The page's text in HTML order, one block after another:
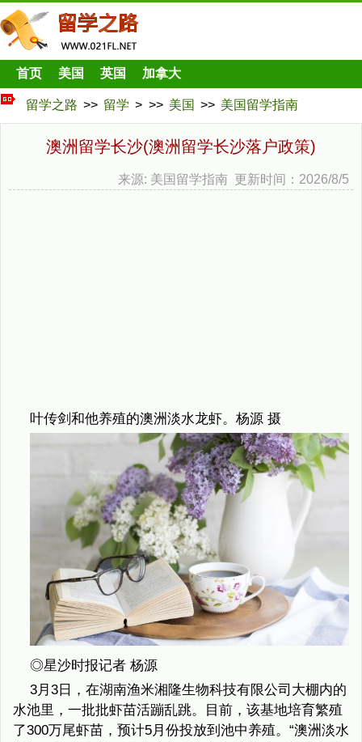
首页 美国 英国 加拿大
留学之路 >> 留学 > >> 美国 >> 美国留学指南
澳洲留学长沙(澳洲留学长沙落户政策)
来源: 美国留学指南 更新时间：2026/8/5
叶传剑和他养殖的澳洲淡水龙虾。杨源 摄
◎星沙时报记者 杨源
3月3日，在湖南渔米湘隆生物科技有限公司大棚内的
水池里，一批批虾苗活蹦乱跳。目前，该基地培育繁殖
了300万尾虾苗，预计5月份投放到池中养殖。“澳洲淡水